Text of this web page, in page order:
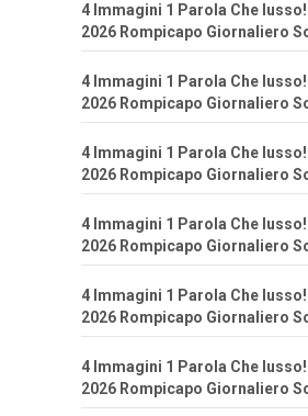
4 Immagini 1 Parola Che
2026 Rompicapo Giornaliero
4 Immagini 1 Parola Che
2026 Rompicapo Giornaliero
4 Immagini 1 Parola Che
2026 Rompicapo Giornaliero
4 Immagini 1 Parola Che
2026 Rompicapo Giornaliero
4 Immagini 1 Parola Che
2026 Rompicapo Giornaliero
4 Immagini 1 Parola Che
2026 Rompicapo Giornaliero